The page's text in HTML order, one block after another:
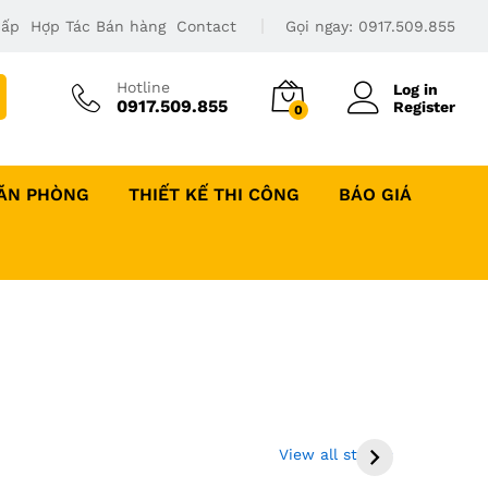
Hợp Tác Bán hàng Contact Gọi ngay: 0917.509.855
Hotline
0917.509.855 0
Log in
Register
PHÒNG THIẾT KẾ THI CÔNG BÁO GIÁ
View all stories
trang điểm gỗ